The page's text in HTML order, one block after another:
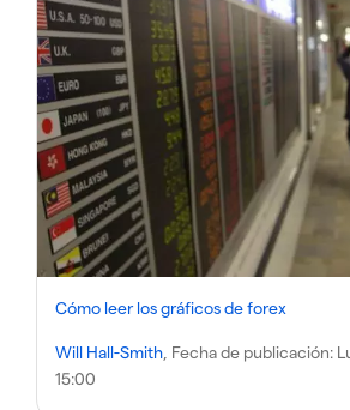
Cómo leer los gráficos de forex
Will Hall-Smith , Fecha de publicación:
15:00